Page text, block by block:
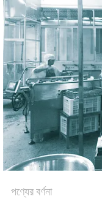
একটি
উদ্ধৃতি
অনুরোধ
করুন
SITEMAP
গোপনীয়তা
নীতি
পণ্যের বর্ণনা